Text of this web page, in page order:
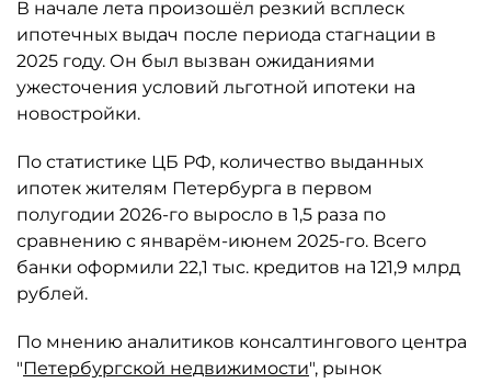
В начале лета произошёл резкий всплеск
ипотечных выдач после периода стагнации в
2025 году. Он был вызван ожиданиями
ужесточения условий льготной ипотеки на
новостройки.
По статистике ЦБ РФ, количество выданных
ипотек жителям Петербурга в первом
полугодии 2026-го выросло в 1,5 раза по
сравнению с январём-июнем 2025-го. Всего
банки оформили 22,1 тыс. кредитов на 121,9 млрд
рублей.
По мнению аналитиков консалтингового центра
"Петербургской недвижимости", рынок